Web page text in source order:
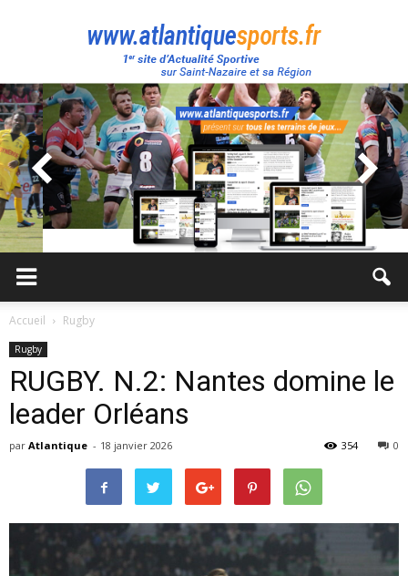
Atlantique
Sport
Accueil Rugby
Rugby
RUGBY. N.2: Nantes domine le
leader Orléans
par Atlantique - 18 janvier 2026 0
354